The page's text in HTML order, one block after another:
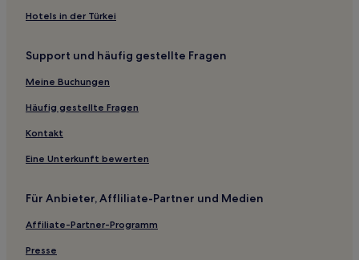
Hotels nahe Tennoji Park
Hotels nahe Station Tamatsukuri
Hotels nahe Station Tennoji-ekimae
Ikuno: Hotels
Miyakojima: Hotels
Hotels nahe Station Shinsaibashi
Hotels nahe Bahnhof Nanba
Daikoku: Hotels
Gasthäuser in Ikuno
Hotels in der Türkei
Support und häufig gestellte Fragen
Meine Buchungen
Häufig gestellte Fragen
Kontakt
Eine Unterkunft bewerten
Für Anbieter, Affliliate-Partner und Medien
Affiliate-Partner-Programm
Presse